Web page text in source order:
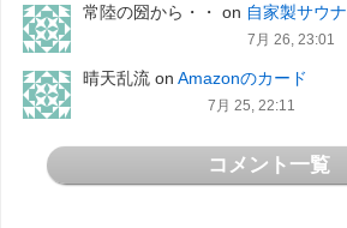
常陸の圀から・・ on 自家製サウナ
7月 26, 23:01
晴天乱流on Amazonのカード
7月 25, 22:11
コメント一覧